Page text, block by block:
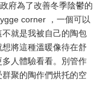
府為了改善冬季陰鬱的
corner ，一個可以
就是我被自己的陶包
將這種溫暖像待在舒
人體驗看看。別管作
聚的陶作們烘托的空